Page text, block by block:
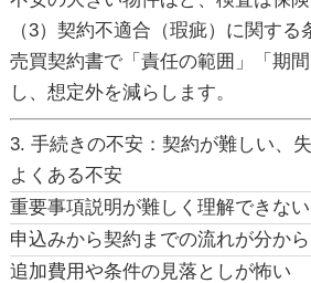
（3）契約不適合（瑕疵）に関する
売買契約書で「責任の範囲」「期
し、想定外を減らします。
3. 手続きの不安：契約が難しい、
よくある不安
重要事項説明が難しく理解できない
申込みから契約までの流れが分か
追加費用や条件の見落としが怖い